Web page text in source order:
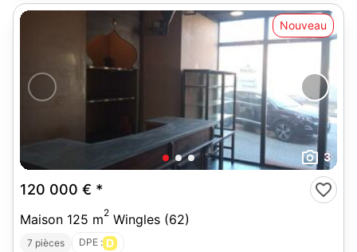
Nouveau
3
120 000 € *
Maison 125 m2 Wingles (62)
7 pièces DPE : D